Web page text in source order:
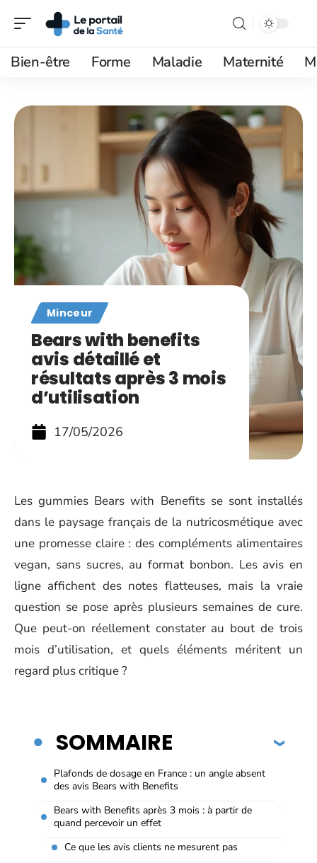
Bien-être Forme Maladie Maternité
Minceur
Bears with benefits
avis détaillé et
résultats après 3 mois
d’utilisation
17/05/2026
Les gummies Bears with Benefits se sont installés
dans le paysage français de la nutricosmétique avec
une promesse claire : des compléments alimentaires
vegan, sans sucres, au format bonbon. Les avis en
ligne affichent des notes flatteuses, mais la vraie
question se pose après plusieurs semaines de cure.
Que peut-on réellement constater au bout de trois
mois d’utilisation, et quels éléments méritent un
regard plus critique ?
SOMMAIRE
Plafonds de dosage en France : un angle absent
des avis Bears with Benefits
Bears with Benefits après 3 mois : à partir de
quand percevoir un effet
Ce que les avis clients ne mesurent pas